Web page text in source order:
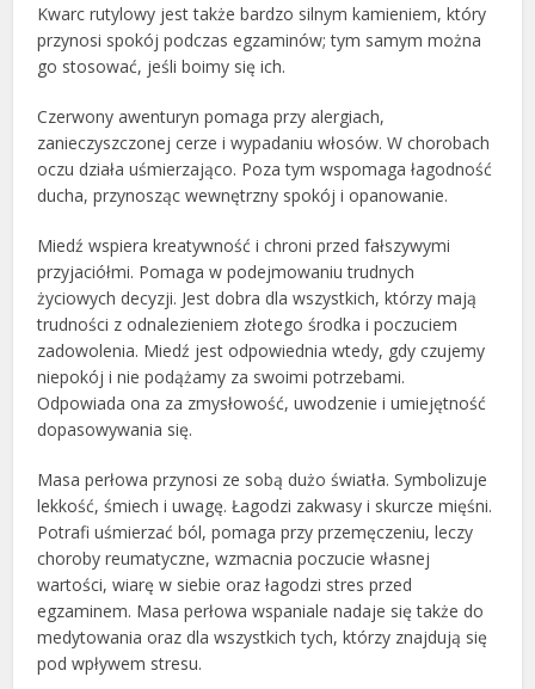
Kwarc rutylowy jest także bardzo silnym kamieniem, który
przynosi spokój podczas egzaminów; tym samym można
go stosować, jeśli boimy się ich.
Czerwony awenturyn pomaga przy alergiach,
zanieczyszczonej cerze i wypadaniu włosów. W chorobach
oczu działa uśmierzająco. Poza tym wspomaga łagodność
ducha, przynosząc wewnętrzny spokój i opanowanie.
Miedź wspiera kreatywność i chroni przed fałszywymi
przyjaciółmi. Pomaga w podejmowaniu trudnych
życiowych decyzji. Jest dobra dla wszystkich, którzy mają
trudności z odnalezieniem złotego środka i poczuciem
zadowolenia. Miedź jest odpowiednia wtedy, gdy czujemy
niepokój i nie podążamy za swoimi potrzebami.
Odpowiada ona za zmysłowość, uwodzenie i umiejętność
dopasowywania się.
Masa perłowa przynosi ze sobą dużo światła. Symbolizuje
lekkość, śmiech i uwagę. Łagodzi zakwasy i skurcze mięśni.
Potrafi uśmierzać ból, pomaga przy przemęczeniu, leczy
choroby reumatyczne, wzmacnia poczucie własnej
wartości, wiarę w siebie oraz łagodzi stres przed
egzaminem. Masa perłowa wspaniale nadaje się także do
medytowania oraz dla wszystkich tych, którzy znajdują się
pod wpływem stresu.